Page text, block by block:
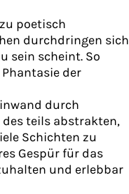
poetisch
durchdringen sich
sein scheint. So
der
durch
des teils abstrakten,
Schichten zu
Gespür für das
und erlebbar